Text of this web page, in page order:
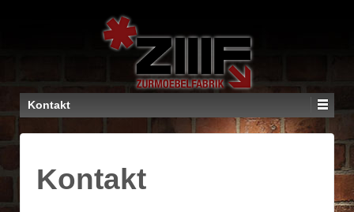
Kontakt
Kontakt